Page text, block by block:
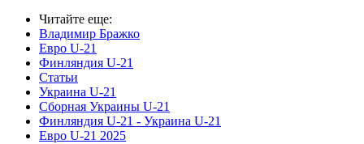
Читайте еще:
Владимир Бражко
Евро U-21
Финляндия U-21
Статьи
Украина U-21
Сборная Украины U-21
Финляндия U-21 - Украина U-21
Евро U-21 2025